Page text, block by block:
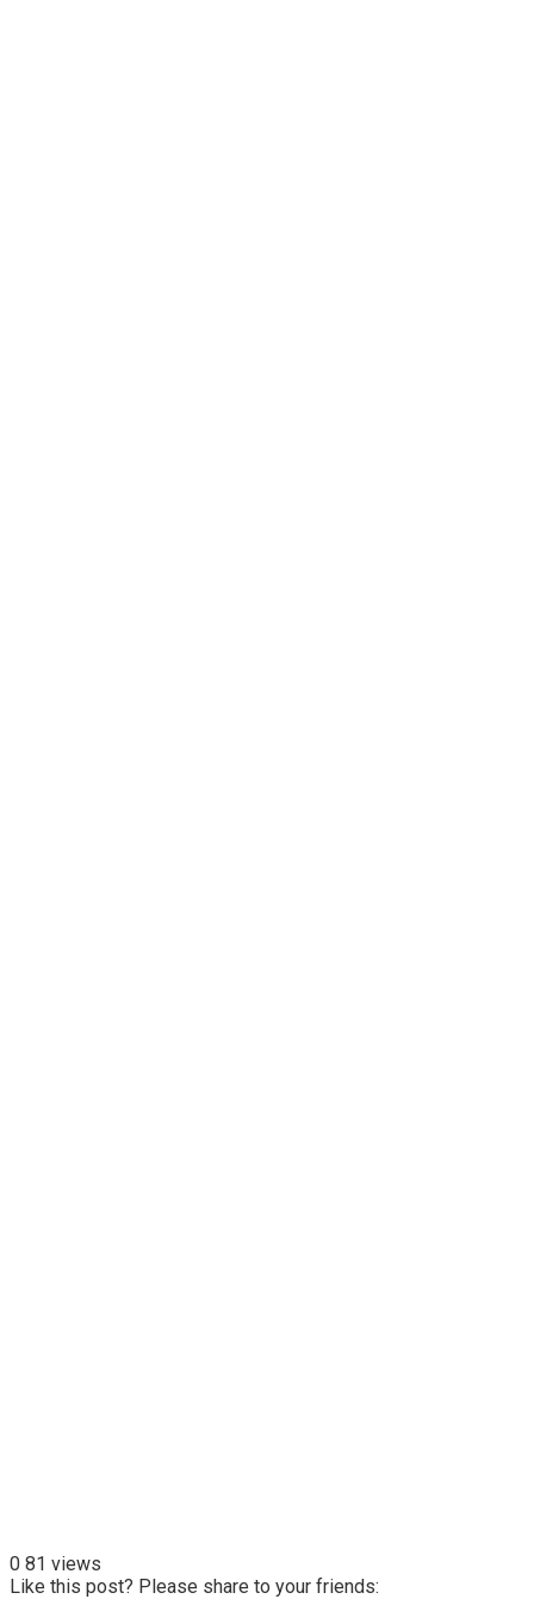
0 81 views
Like this post? Please share to your friends: